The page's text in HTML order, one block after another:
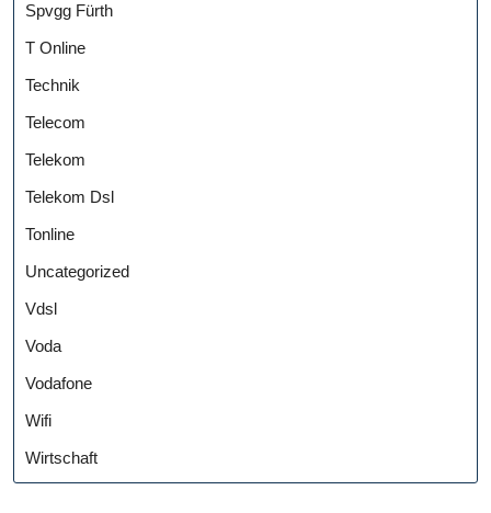
Spvgg Fürth
T Online
Technik
Telecom
Telekom
Telekom Dsl
Tonline
Uncategorized
Vdsl
Voda
Vodafone
Wifi
Wirtschaft